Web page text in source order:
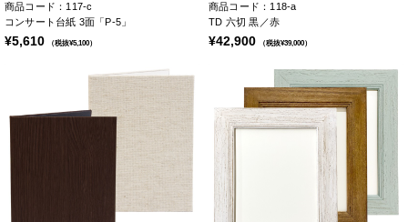
商品コード：117-c
コンサート台紙 3面「P-5」
¥5,610 （税抜¥5,100）
商品コード：118-a
TD 六切 黒／赤
¥42,900 （税抜¥39,000）